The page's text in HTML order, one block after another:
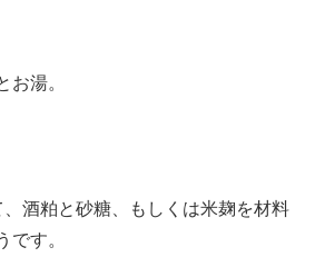
お湯。
酒粕と砂糖、もしくは米麹を材料
です。